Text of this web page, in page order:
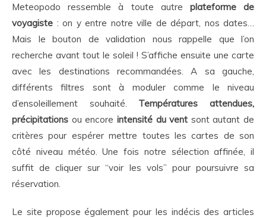
Meteopodo ressemble à toute autre plateforme de
voyagiste : on y entre notre ville de départ, nos dates…
Mais le bouton de validation nous rappelle que l’on
recherche avant tout le soleil ! S’affiche ensuite une carte
avec les destinations recommandées. A sa gauche,
différents filtres sont à moduler comme le niveau
d’ensoleillement souhaité. Températures attendues,
précipitations ou encore intensité du vent sont autant de
critères pour espérer mettre toutes les cartes de son
côté niveau météo. Une fois notre sélection affinée, il
suffit de cliquer sur “voir les vols” pour poursuivre sa
réservation.
Le site propose également pour les indécis des articles